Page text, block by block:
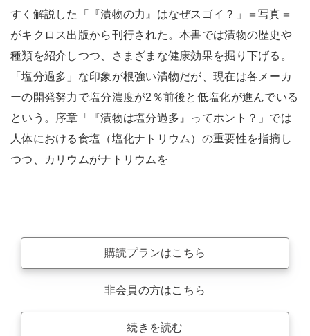
すく解説した「『漬物の力』はなぜスゴイ？」＝写真＝
がキクロス出版から刊行された。本書では漬物の歴史や
種類を紹介しつつ、さまざまな健康効果を掘り下げる。
「塩分過多」な印象が根強い漬物だが、現在は各メーカ
ーの開発努力で塩分濃度が2％前後と低塩化が進んでいる
という。序章「『漬物は塩分過多』ってホント？」では
人体における食塩（塩化ナトリウム）の重要性を指摘し
つつ、カリウムがナトリウムを
購読プランはこちら
非会員の方はこちら
続きを読む